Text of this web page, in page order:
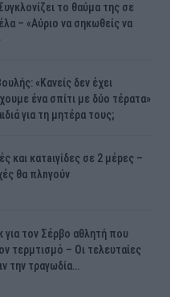
το θαύμα της σε
– «Αύριο να σηκωθείς να
«Κανείς δεν έχει
ένα σπίτι με δύο τέρατα»
για τη μητέρα τους;
και κατaιγίδες σε 2 μέpες –
θα πλnγούν
για τον Σέρβο αθλητή που
τερμτισμό – Οι τελευταίες
την τραγωδία…